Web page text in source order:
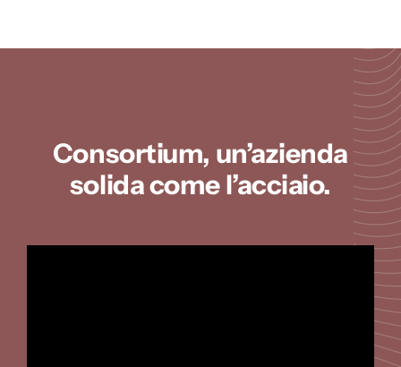
Consortium, un’azienda
solida come l’acciaio.